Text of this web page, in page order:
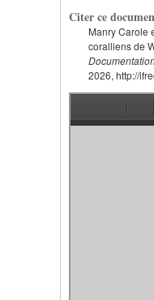
Citer ce
Manry Carole
coralliens de
2026, http://